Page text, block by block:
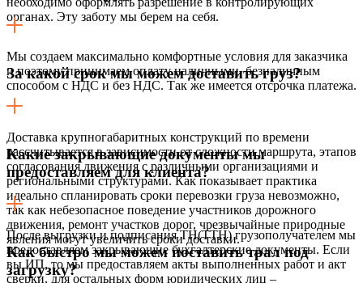
органах. Эту заботу мы берем на себя.
Мы создаем максимально комфортные условия для заказчика
и поэтому принимаем оплату наличными, безналичным
способом с НДС и без НДС. Так же имеется отсрочка платежа.
За какой срок мы можем доставить груз?
Доставка крупногабаритных конструкций по времени
рассчитывается в зависимости от сложности маршрута, этапов
согласования движения с различными организациями и
региональными структурами. Как показывает практика
идеально спланировать сроки перевозки груза невозможно,
так как небезопасное поведение участников дорожного
движения, ремонт участков дорог, чрезвычайные природные
явления могут увеличить сроки доставки.
Какие закрывающие документы мы
предоставляем для клиента?
После выгрузки и подписания ТН(ТТН) грузополучателем мы
предоставляем закрывающие бухгалтерские документы. Если
вы ИП, то мы предоставляем акты выполненных работ и акт
сверки, для остальных форм юридических лиц –
Как быстро мы можем поставить трал под
загрузку?